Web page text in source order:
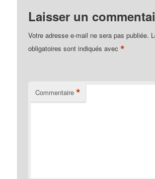
Laisser un
Votre adresse e-mail ne sera pas publiée.
obligatoires sont indiqués avec*
Commentaire *